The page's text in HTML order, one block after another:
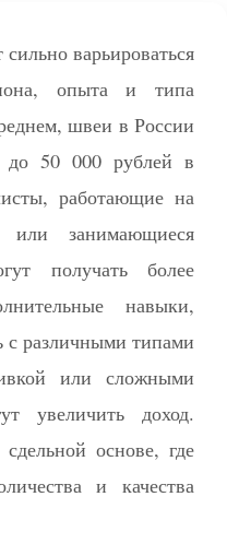
варьироваться
опыта и типа
швеи в России
до 50 000 рублей в
работающие на
или занимающиеся
получать более
навыки,
с различными типами
или сложными
увеличить доход.
основе, где
и качества